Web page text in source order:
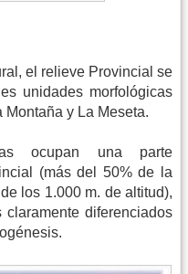
el relieve Provincial se
unidades morfológicas
Montaña y La Meseta.
ocupan una parte
(más del 50% de la
los 1.000 m. de altitud),
diferenciados